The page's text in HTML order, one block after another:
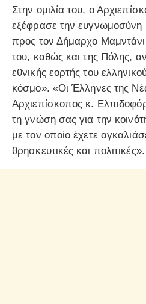
Στην ομιλία του, ο
εξέφρασε την ευγνωμοσύνη
προς τον Δήμαρχο
του, καθώς και της Πόλης,
εθνικής εορτής του
κόσμο». «Οι Έλληνες της
Αρχιεπίσκοπος κ.
τη γνώση σας για την
με τον οποίο έχετε
θρησκευτικές και πολιτικές».